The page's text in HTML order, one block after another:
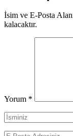
İsim ve E-Posta
kalacaktır.
Yorum *